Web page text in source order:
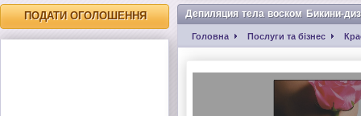
ПОДАТИ ОГОЛОШЕННЯ Депиляция тела воском Бикини-
Головна Послуги та бізнес